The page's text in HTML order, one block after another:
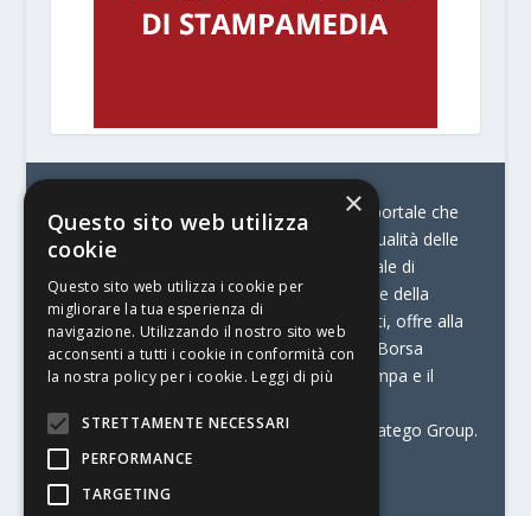
© Stratego Group –
stampamedia.net è il portale che
racconta le innovazioni tecnologiche e l’attualità delle
aziende di stampa e di converting. È il portale di
riferimento per chi opera in Italia nel settore della
comunicazione stampata. Oltre ai contenuti, offre alla
propria community diversi servizi come:
la Borsa
Lavoro, la Print Connection, i Big della Stampa e il
Stampamedia.net è una delle testate di Stratego Group.
Partita IVA07921450156
×
Questo sito web utilizza
cookie
Questo sito web utilizza i cookie per
migliorare la tua esperienza di
navigazione. Utilizzando il nostro sito web
acconsenti a tutti i cookie in conformità con
la nostra policy per i cookie. Leggi di più
STRETTAMENTE NECESSARI
PERFORMANCE
TARGETING